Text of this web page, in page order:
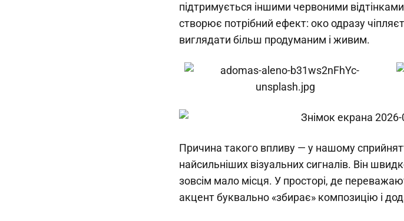
підтримується іншими червоними відтінками
створює потрібний ефект: око одразу
виглядати більш продуманим і живим.
Причина такого впливу — у нашому
найсильніших візуальних сигналів. Він
зовсім мало місця. У просторі, де
акцент буквально «збирає» композицію і